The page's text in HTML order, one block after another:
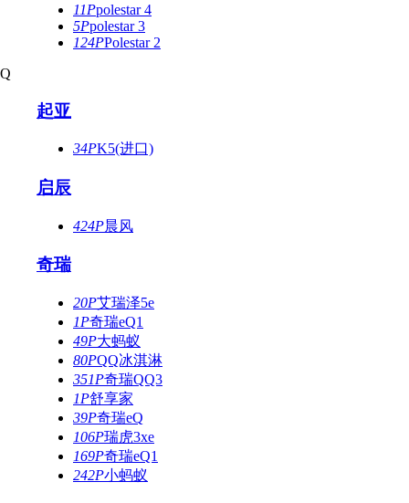
11Ppolestar 4
5Ppolestar 3
124PPolestar 2
Q
起亚
34PK5(进口)
启辰
424P晨风
奇瑞
20P艾瑞泽5e
1P奇瑞eQ1
49P大蚂蚁
80PQQ冰淇淋
351P奇瑞QQ3
1P舒享家
39P奇瑞eQ
106P瑞虎3xe
169P奇瑞eQ1
242P小蚂蚁